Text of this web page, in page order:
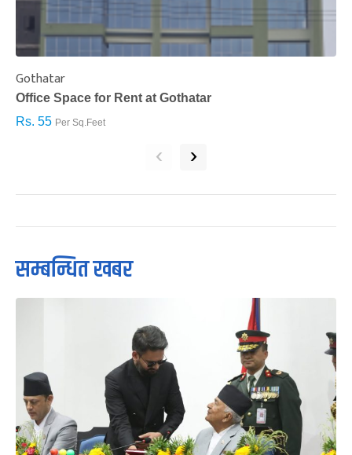
Gothatar
Office Space for Rent at Gothatar
Rs. 55 Per Sq.Feet
‹ ›
सम्बन्धित खबर